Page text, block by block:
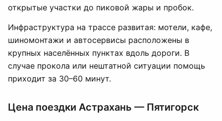
открытые участки до пиковой жары и пробок.
Инфраструктура на трассе развитая: мотели, кафе,
шиномонтажи и автосервисы расположены в
крупных населённых пунктах вдоль дороги. В
случае прокола или нештатной ситуации помощь
приходит за 30–60 минут.
Цена поездки Астрахань — Пятигорск